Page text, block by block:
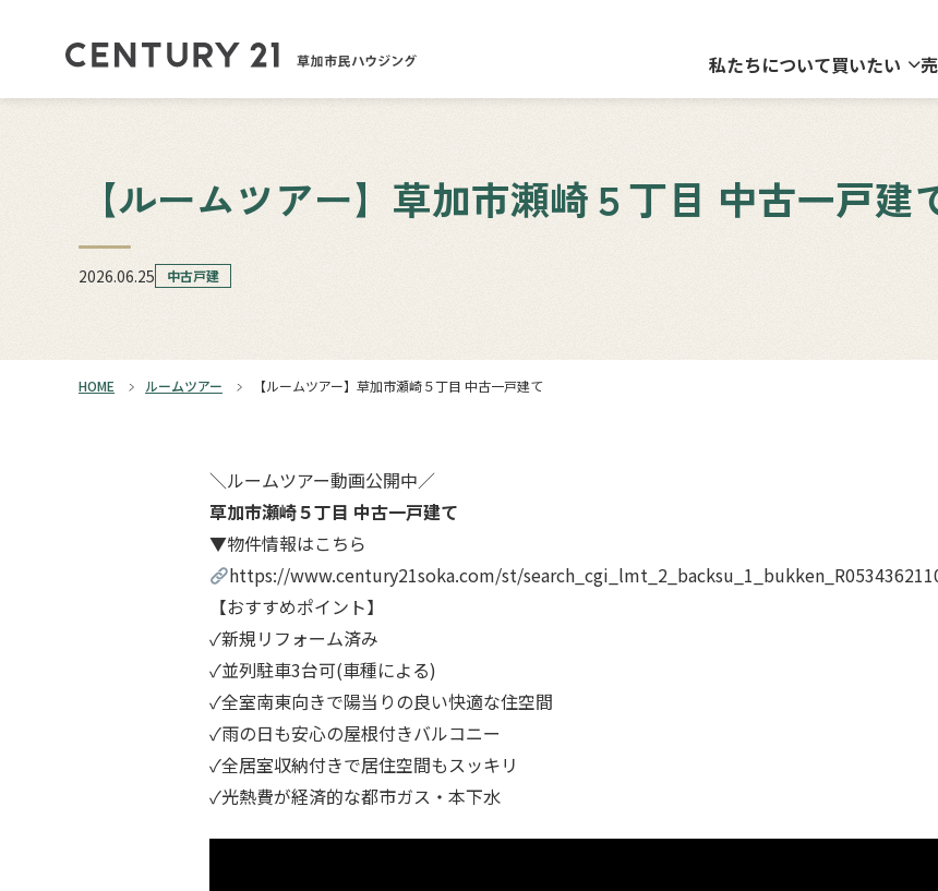
私たちについて買いたい
【ルームツアー】草加市瀬崎５丁目 中古一戸建
2026.06.25 中古戸建
HOME ルームツアー 【ルームツアー】草加市瀬崎５丁目 中古一戸建て
＼ルームツアー動画公開中／
草加市瀬崎５丁目 中古一戸建て
▼物件情報はこちら
https://www.century21soka.com/st/
【おすすめポイント】
✓新規リフォーム済み
✓並列駐車3台可(車種による)
✓全室南東向きで陽当りの良い快適な住空間
✓雨の日も安心の屋根付きバルコニー
✓全居室収納付きで居住空間もスッキリ
✓光熱費が経済的な都市ガス・本下水